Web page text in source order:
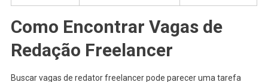
Como Encontrar Vagas de
Redação Freelancer
Buscar vagas de redator freelancer pode parecer uma tarefa